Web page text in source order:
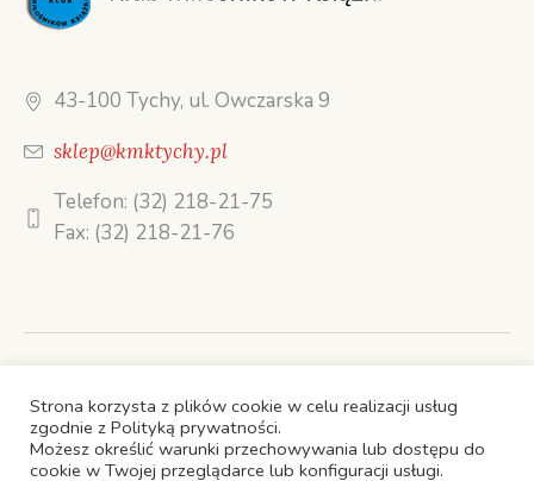
43-100 Tychy, ul. Owczarska 9
sklep@kmktychy.pl
Telefon: (32) 218-21-75
Fax: (32) 218-21-76
STRONA GŁÓWNA
OFERTA TELEMARKETINGOWA
O FIRMIE
KONTAKT
Strona korzysta z plików cookie w celu realizacji usług
zgodnie z Polityką prywatności.
Możesz określić warunki przechowywania lub dostępu do
cookie w Twojej przeglądarce lub konfiguracji usługi.